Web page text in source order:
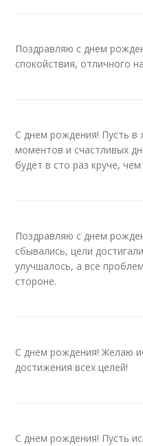
Поздравляю с днем
спокойствия, отличного
С днем рождения! Пусть в
моментов и счастливых
будет в сто раз круче, чем
Поздравляю с днем
сбывались, цели
улучшалось, а все
стороне.
С днем рождения! Желаю
достижения всех целей!
С днем рождения! Пусть